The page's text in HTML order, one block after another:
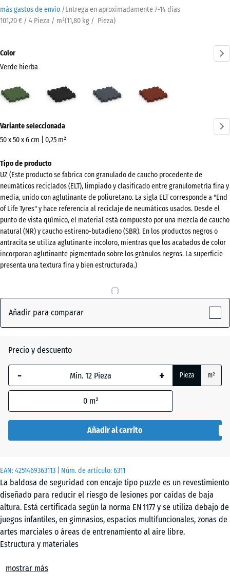
más gastos de envío /Entrega en aproximadamente7-14 días
101,20 € / 4 Pieza / m²(11,80 kg / Pieza)
EAN:4251469363113 | Núm. de artículo:6311
La baldosa de seguridad con encaje tipo puzzle es un revestimiento
diseñado para reducir el riesgo de lesiones por caídas de baja
altura. Está certificada según la norma EN 1177 y se utiliza debajo de
juegos infantiles, en gimnasios, espacios multifuncionales, zonas de
artes marciales o áreas de entrenamiento al aire libre.
Estructura y materiales
es porosa, antideslizante y resistente al desgaste. Es cómoda al
mostrar más
Color
Verde hierba
hierba
Antracita
pizarra
ladrillo
información
sobre
colores?
Mostrar
paleta
de
colores
Verde
hierba(active)
Gris
- 0,60 €
ladrillo
- 0,60 €
Variante seleccionada
50 x 50 x 6 cm | 0,25 m²
Dimensiones
para
el
envío
540
x
540
x
60
mm
seleccionada,
enmarcada
en azul, se
el cálculo de
necesidades
(salvo que se
indique lo
los datos del
50
x 6
cm
|
0,25
m²
50
Tipo de producto
UZ (Este producto se fabrica con granulado de caucho procedente de
neumáticos reciclados (ELT), limpiado y clasificado entre granulometría fina y
media, unido con aglutinante de poliuretano. La sigla ELT corresponde a "End
of Life Tyres" y hace referencia al reciclaje de neumáticos usados. Desde el
punto de vista químico, el material está compuesto por una mezcla de caucho
natural (NR) y caucho estireno-butadieno (SBR). En los productos negros o
antracita se utiliza aglutinante incoloro, mientras que los acabados de color
incorporan aglutinante pigmentado sobre los gránulos negros. La superficie
presenta una textura fina y bien estructurada.)
Añadir para comparar
Precio y descuento
- + Pieza m²
0 m²
Añadir al carrito